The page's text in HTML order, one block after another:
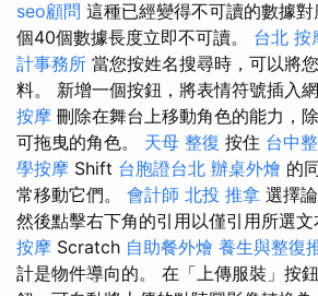
seo顧問 這種已經變得不可讀的數據
個40個數據長度立即不可讀。 台北 按
計事務所 當您按姓名搜尋時，可以將
料。 新增一個按鈕，將表情符號插入
按摩 刪除在舞台上移動角色的能力，
可拖曳的角色。 天母 整復 按住 台中
學按摩 Shift 台胞證台北 辦桌外燴 的
常移動它們。 會計師 北投 推拿 選擇
然後點擊右下角的引用以僅引用所選文
按摩 Scratch 自助餐外燴 養生與整復
計是物件導向的。 在「上傳服裝」按